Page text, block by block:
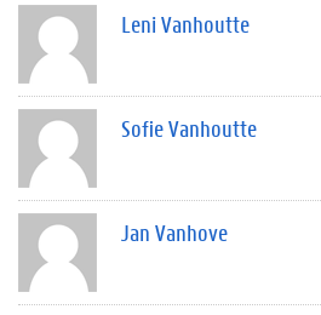
Leni Vanhoutte
Sofie Vanhoutte
Jan Vanhove